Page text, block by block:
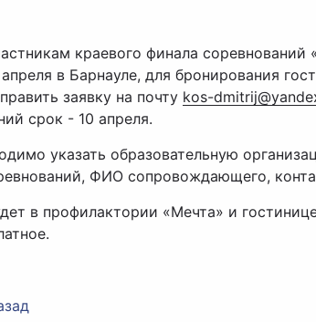
краевого финала соревнований
в Барнауле, для бронирования
заявку на почту kos-
срок - 10 апреля.
указать образовательную
ФИО сопровождающего,
в профилактории «Мечта» и